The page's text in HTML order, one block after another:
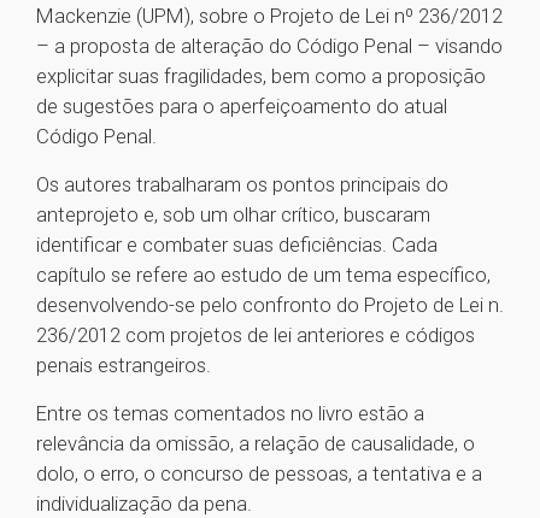
Mackenzie (UPM), sobre o Projeto de Lei nº 236/2012
– a proposta de alteração do Código Penal – visando
explicitar suas fragilidades, bem como a proposição
de sugestões para o aperfeiçoamento do atual
Código Penal.
Os autores trabalharam os pontos principais do
anteprojeto e, sob um olhar crítico, buscaram
identificar e combater suas deficiências. Cada
capítulo se refere ao estudo de um tema específico,
desenvolvendo-se pelo confronto do Projeto de Lei n.
236/2012 com projetos de lei anteriores e códigos
penais estrangeiros.
Entre os temas comentados no livro estão a
relevância da omissão, a relação de causalidade, o
dolo, o erro, o concurso de pessoas, a tentativa e a
individualização da pena.